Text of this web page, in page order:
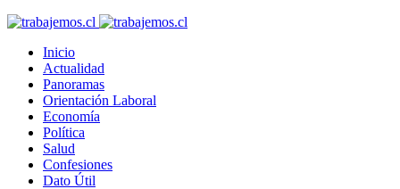
Inicio
Actualidad
Panoramas
Orientación Laboral
Economía
Política
Salud
Confesiones
Dato Útil